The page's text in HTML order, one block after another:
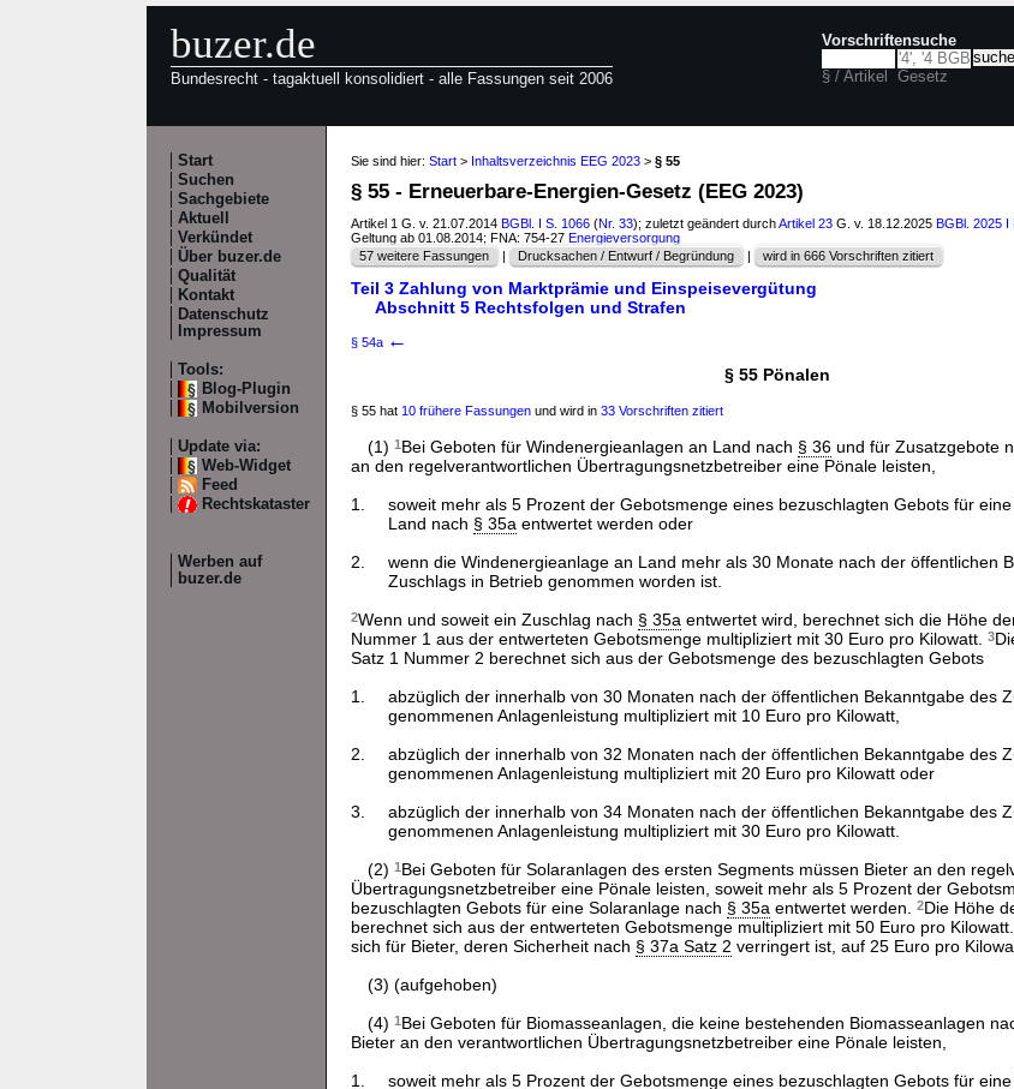
buzer.de
Bundesrecht - tagaktuell konsolidiert - alle Fassungen seit 2006
Vorschriftensuche
§ / Artikel Gesetz
Start
Suchen
Sachgebiete
Aktuell
Verkündet
Über buzer.de
Qualität
Kontakt
Datenschutz
Impressum
Tools:
Blog-Plugin
Mobilversion
Update via:
Web-Widget
Feed
Rechtskataster
Werben auf
buzer.de
Sie sind hier: Start > Inhaltsverzeichnis EEG 2023 > § 55
§ 55 - Erneuerbare-Energien-Gesetz (EEG 2023)
Artikel 1 G. v. 21.07.2014 BGBl. I S. 1066 (Nr. 33); zuletzt geändert durchArtikel 23 G. v. 18.12.2025 BGBl. 2025 I
Geltung ab 01.08.2014; FNA: 754-27 Energieversorgung
57 weitere Fassungen
| Drucksachen / Entwurf / Begründung | wird in 666 Vorschriften zitiert
Teil 3 Zahlung von Marktprämie und Einspeisevergütung
Abschnitt 5 Rechtsfolgen und Strafen
§ 54a ←
§ 55 Pönalen
§ 55 hat 10 frühere Fassungen und wird in 33 Vorschriften zitiert
(1) 1Bei Geboten für Windenergieanlagen an Land nach § 36 und für Zusatzgebote
an den regelverantwortlichen Übertragungsnetzbetreiber eine Pönale leisten,
1.
soweit mehr als 5 Prozent der Gebotsmenge eines bezuschlagten Gebots für
Land nach § 35a entwertet werden oder
2.
wenn die Windenergieanlage an Land mehr als 30 Monate nach der öffentlichen
Zuschlags in Betrieb genommen worden ist.
2Wenn und soweit ein Zuschlag nach § 35a entwertet wird, berechnet sich die Höhe
Nummer 1 aus der entwerteten Gebotsmenge multipliziert mit 30 Euro pro Kilowatt.
3
Satz 1 Nummer 2 berechnet sich aus der Gebotsmenge des bezuschlagten Gebots
1.
abzüglich der innerhalb von 30 Monaten nach der öffentlichen Bekanntgabe des
genommenen Anlagenleistung multipliziert mit 10 Euro pro Kilowatt,
2.
abzüglich der innerhalb von 32 Monaten nach der öffentlichen Bekanntgabe des
genommenen Anlagenleistung multipliziert mit 20 Euro pro Kilowatt oder
3.
abzüglich der innerhalb von 34 Monaten nach der öffentlichen Bekanntgabe des
genommenen Anlagenleistung multipliziert mit 30 Euro pro Kilowatt.
(2) 1Bei Geboten für Solaranlagen des ersten Segments müssen Bieter an den
Übertragungsnetzbetreiber eine Pönale leisten, soweit mehr als 5 Prozent der
bezuschlagten Gebots für eine Solaranlage nach § 35a entwertet werden. 2Die Höhe
berechnet sich aus der entwerteten Gebotsmenge multipliziert mit 50 Euro pro Kilowatt.
sich für Bieter, deren Sicherheit nach § 37a Satz 2 verringert ist, auf 25 Euro pro
(3) (aufgehoben)
(4) 1Bei Geboten für Biomasseanlagen, die keine bestehenden Biomasseanlagen
Bieter an den verantwortlichen Übertragungsnetzbetreiber eine Pönale leisten,
1.
soweit mehr als 5 Prozent der Gebotsmenge eines bezuschlagten Gebots für